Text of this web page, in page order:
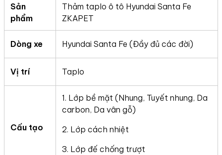
Sản
phẩm
Thảm taplo ô tô Hyundai Santa Fe
ZKAPET
Dòng xe Hyundai Santa Fe (Đầy đủ các đời)
Vị trí Taplo
Cấu tạo
1. Lớp bề mặt (Nhung, Tuyết nhung, Da
carbon, Da vân gỗ)
2. Lớp cách nhiệt
3. Lớp đế chống trượt